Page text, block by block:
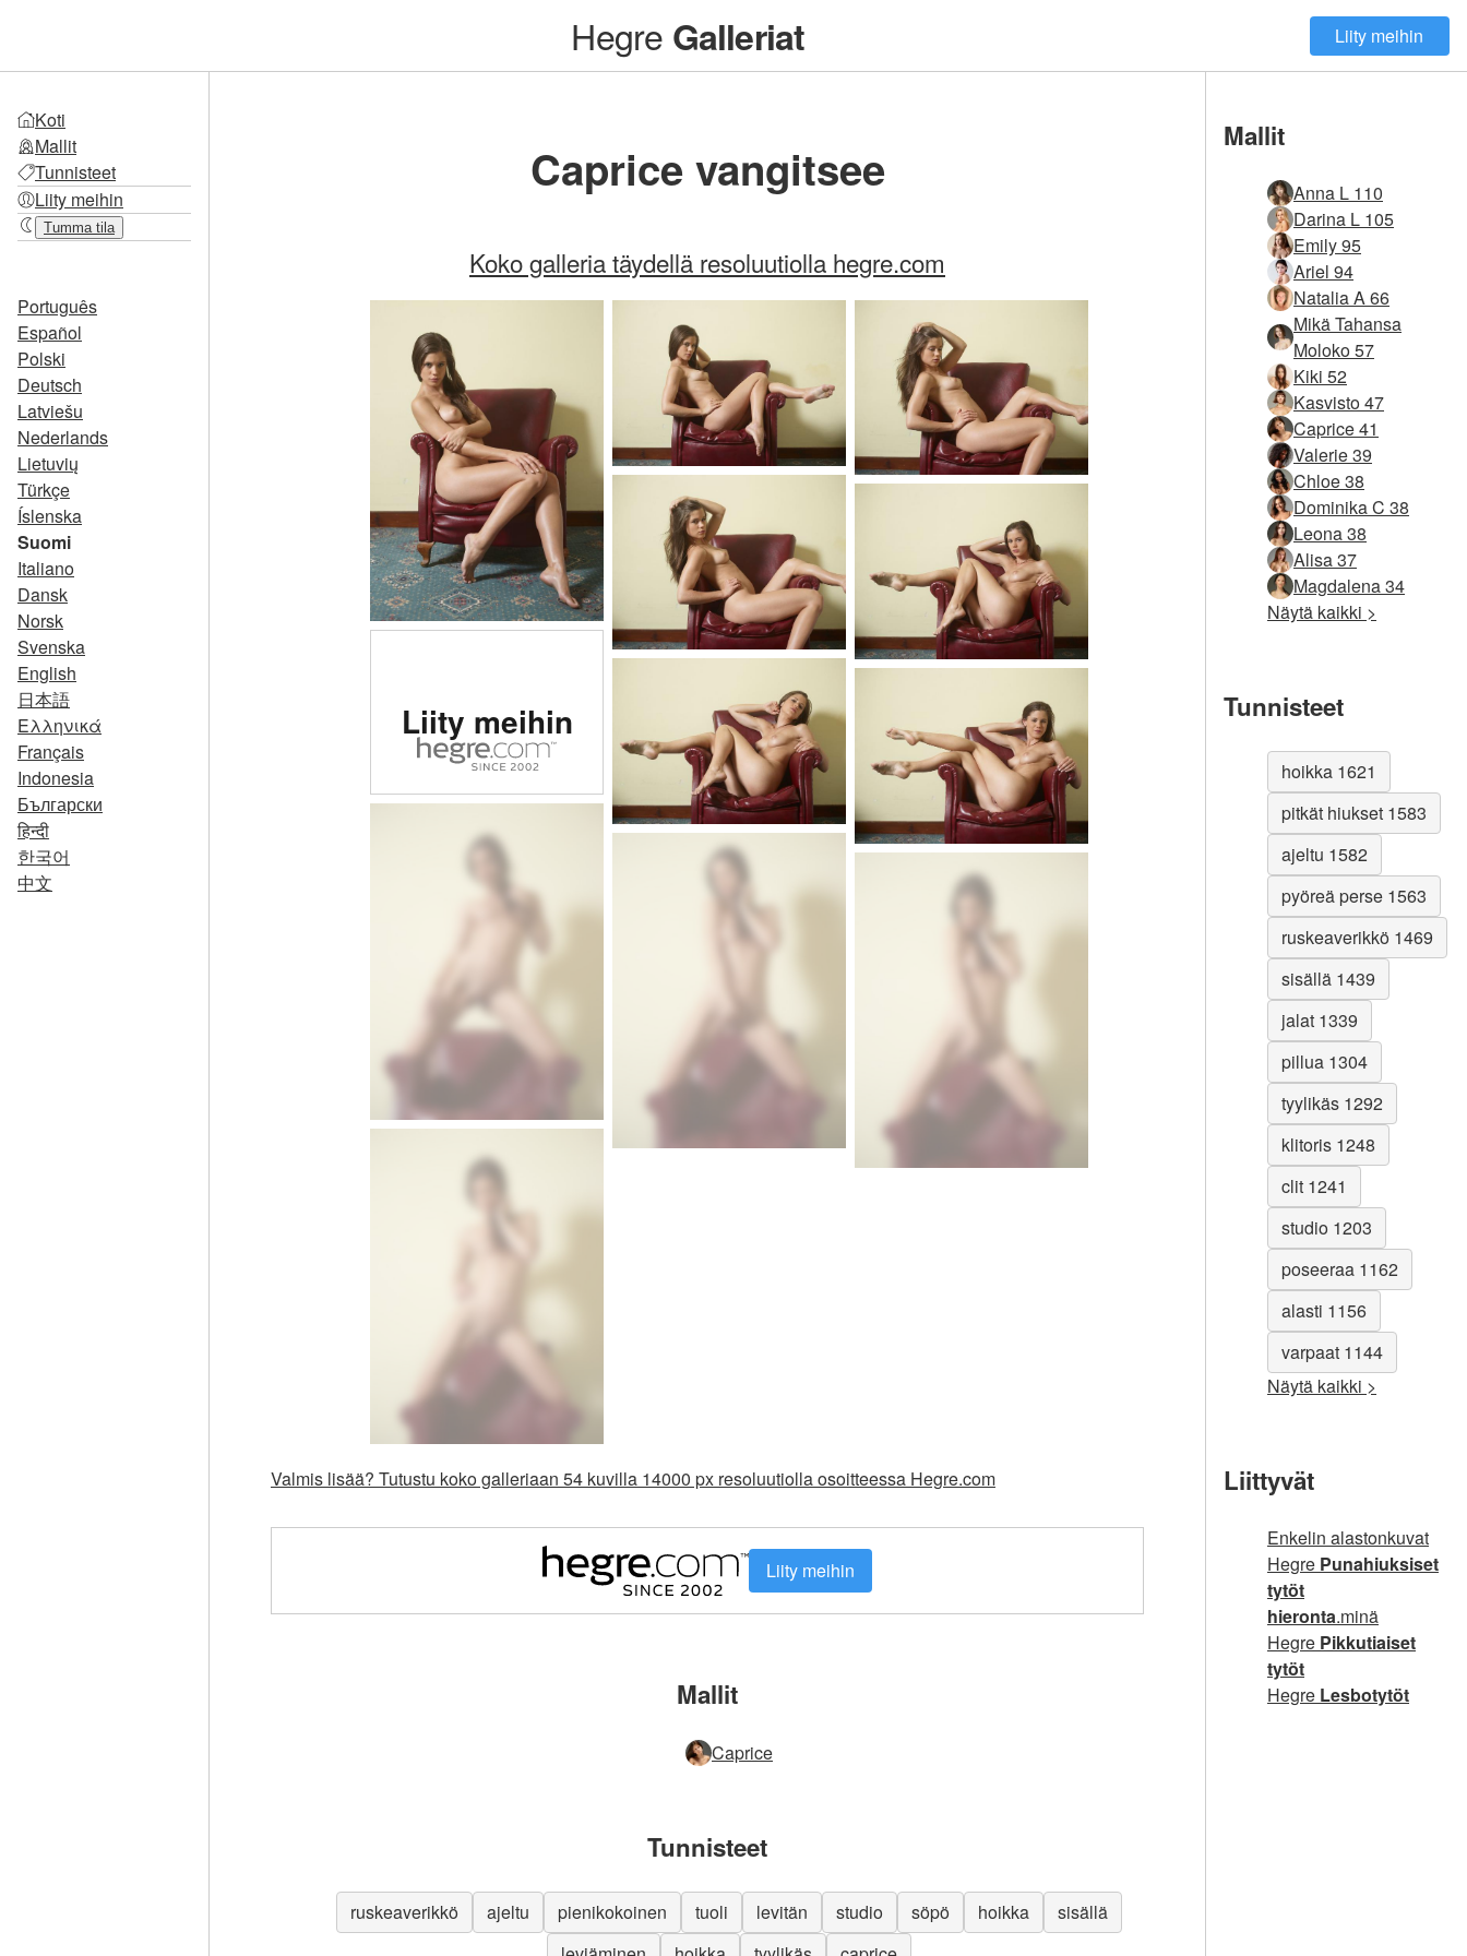
Hegre Galleriat Liity meihin
Koti
Mallit
Tunnisteet
Liity meihin
Tumma tila
Português
Español
Polski
Deutsch
Latviešu
Nederlands
Lietuvių
Türkçe
Íslenska
Suomi
Italiano
Dansk
Norsk
Svenska
English
日本語
Ελληνικά
Français
Indonesia
Български
हिन्दी
한국어
中文
Caprice vangitsee
Koko galleria täydellä resoluutiolla hegre.com
eroottinen
sivusto
maailmassa
Liity meihin
Valmis lisää? Tutustu koko galleriaan 54 kuvilla 14000 px resoluutiolla osoitteessa Hegre.com
Liity meihin
Mallit
Caprice
Tunnisteet
ruskeaverikkö ajeltu pienikokoinen tuoli levitän studio söpö hoikka
sisällä
Mallit
Anna L 110
Darina L 105
Emily 95
Ariel 94
Natalia A 66
Mikä Tahansa
Moloko 57
Kiki 52
Kasvisto 47
Caprice 41
Valerie 39
Chloe 38
Dominika C 38
Leona 38
Alisa 37
Magdalena 34
Näytä kaikki >
Tunnisteet
hoikka 1621
pitkät hiukset 1583
ajeltu 1582
pyöreä perse 1563
ruskeaverikkö 1469
sisällä 1439
jalat 1339
pillua 1304
tyylikäs 1292
klitoris 1248
clit 1241
studio 1203
poseeraa 1162
alasti 1156
varpaat 1144
Näytä kaikki >
Liittyvät
Enkelin alastonkuvat
Hegre Punahiuksiset
tytöt
hieronta.minä
Hegre Pikkutiaiset
tytöt
Hegre Lesbotytöt